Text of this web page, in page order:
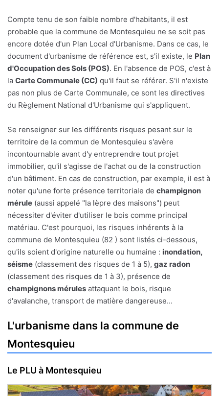
Compte tenu de son faible nombre d'habitants, il est
probable que la commune de Montesquieu ne se soit pas
encore dotée d'un Plan Local d'Urbanisme. Dans ce cas, le
document d'urbanisme de référence est, s'il existe, le Plan
d'Occupation des Sols (POS). En l'absence de POS, c'est à
la Carte Communale (CC) qu'il faut se référer. S'il n'existe
pas non plus de Carte Communale, ce sont les directives
du Règlement National d'Urbanisme qui s'appliquent.
Se renseigner sur les différents risques pesant sur le
territoire de la commun de Montesquieu s'avère
incontournable avant d'y entreprendre tout projet
immobilier, qu'il s'agisse de l'achat ou de la construction
d'un bâtiment. En cas de construction, par exemple, il est à
noter qu'une forte présence territoriale de champignon
mérule (aussi appelé "la lèpre des maisons") peut
nécessiter d'éviter d'utiliser le bois comme principal
matériau. C'est pourquoi, les risques inhérents à la
commune de Montesquieu (82 ) sont listés ci-dessous,
qu'ils soient d'origine naturelle ou humaine : inondation,
séisme (classement des risques de 1 à 5), gaz radon
(classement des risques de 1 à 3), présence de
champignons mérules attaquant le bois, risque
d'avalanche, transport de matière dangereuse...
L'urbanisme dans la commune de
Montesquieu
Le PLU à Montesquieu